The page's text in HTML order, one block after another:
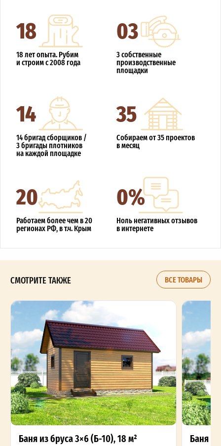
18
18 лет опыта. Рубим
и строим с 2008 года
03
3 собственные
производственные
площадки
14
14 бригад сборщиков /
3 бригады плотников
на каждой площадке
35
Собираем от 35 проектов
в месяц
20
Работаем более чем в 20
регионах РФ, в т.ч. Крым
0%
Ноль негативных отзывов
в интернете
СМОТРИТЕ ТАКЖЕ ВСЕ ТОВАРЫ
Баня из бруса 3×6 (Б-10), 18 м² Баня